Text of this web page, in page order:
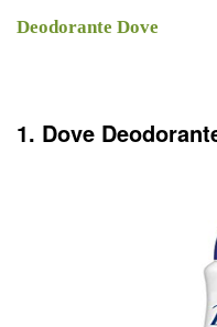
Deodorante Dove
1. Dove